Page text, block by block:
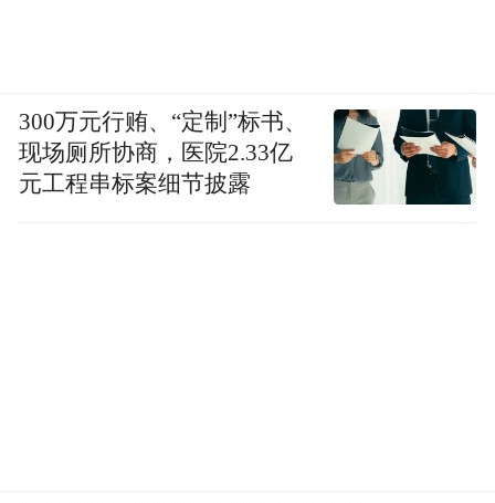
300万元行贿、“定制”标书、
现场厕所协商，医院2.33亿
元工程串标案细节披露